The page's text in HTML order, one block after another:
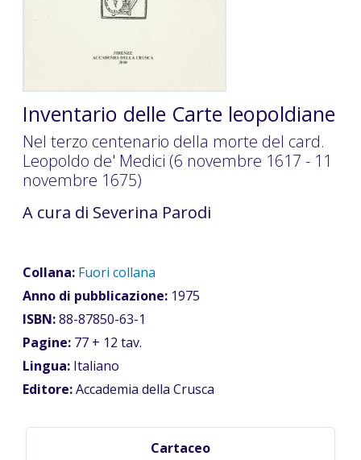
Inventario delle Carte leopoldiane
Nel terzo centenario della morte del card.
Leopoldo de' Medici (6 novembre 1617 - 11
novembre 1675)
A cura di Severina Parodi
Collana: Fuori collana
Anno di pubblicazione: 1975
ISBN:88-87850-63-1
Pagine: 77 + 12 tav.
Lingua: Italiano
Editore:Accademia della Crusca
Cartaceo